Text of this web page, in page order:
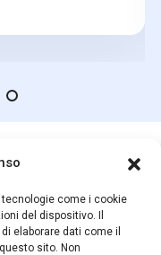
come i cookie
del dispositivo. Il
elaborare dati come il
sito. Non
(TE) ITALY